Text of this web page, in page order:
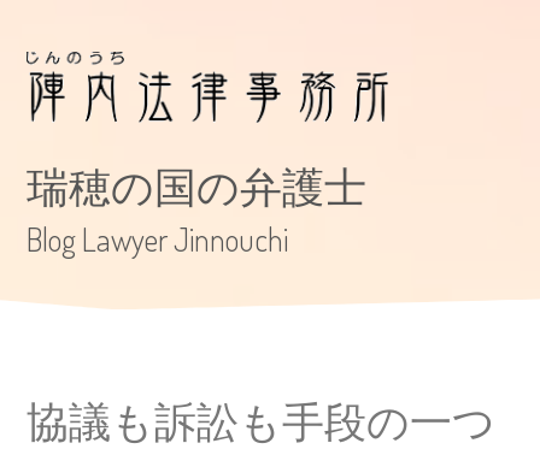
瑞穂の国の弁護士
Blog Lawyer Jinnouchi
協議も訴訟も手段の一つ